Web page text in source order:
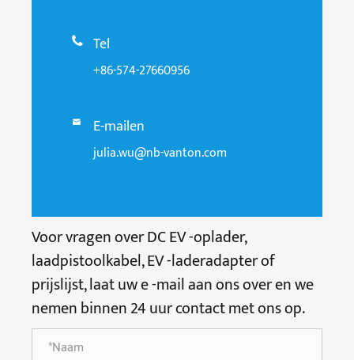
 Tel
+86-574-27660956
 E-mailen
julia.wu@nb-vanton.com
Voor vragen over DC EV -oplader,
laadpistoolkabel, EV -laderadapter of
prijslijst, laat uw e -mail aan ons over en we
nemen binnen 24 uur contact met ons op.